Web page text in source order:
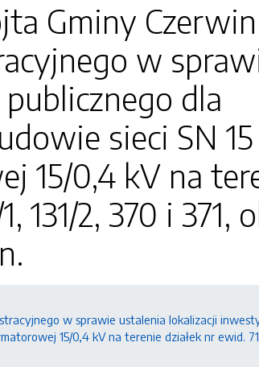
Gminy
w
dla
sieci SN
15/0,4 kV na
131/2, 370 i 371,
w sprawie ustalenia lokalizacji
15/0,4 kV na terenie działek nr ewid. 71/